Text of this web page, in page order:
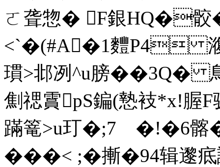
ㄛ聋惣� F銀HQ�骹
<`�(#A�1麷P4 澓
瑻>邶冽^u膀��3Q�
劁禗霣pS鍽(慹衼*x!腛
蹣篭> u玎�;7 �!�6 髂
���< ;�摲�94辑邌